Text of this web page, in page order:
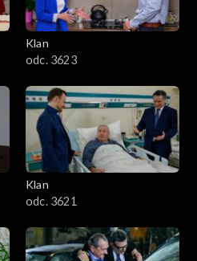
Klan
odc. 3623
Klan
odc. 3621